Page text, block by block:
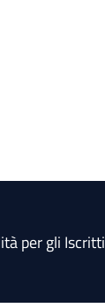
per gli Iscritti